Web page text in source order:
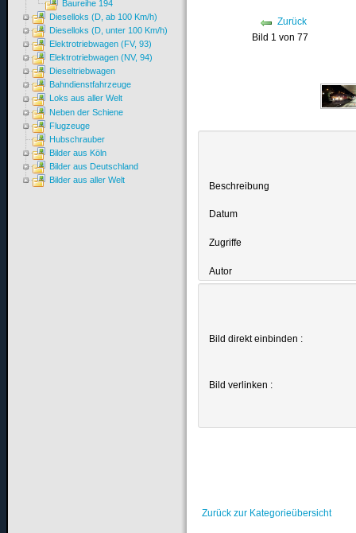
Zurück
Bild 1 von 77
Beschreibung
Datum
Zugriffe
Autor
Bild direkt einbinden :
Bild verlinken :
Zurück zur Kategorieübersicht
Baureihe 194
Dieselloks (D, ab 100 Km/h)
Dieselloks (D, unter 100 Km/h)
Elektrotriebwagen (FV, 93)
Elektrotriebwagen (NV, 94)
Dieseltriebwagen
Bahndienstfahrzeuge
Loks aus aller Welt
Neben der Schiene
Flugzeuge
Hubschrauber
Bilder aus Köln
Bilder aus Deutschland
Bilder aus aller Welt